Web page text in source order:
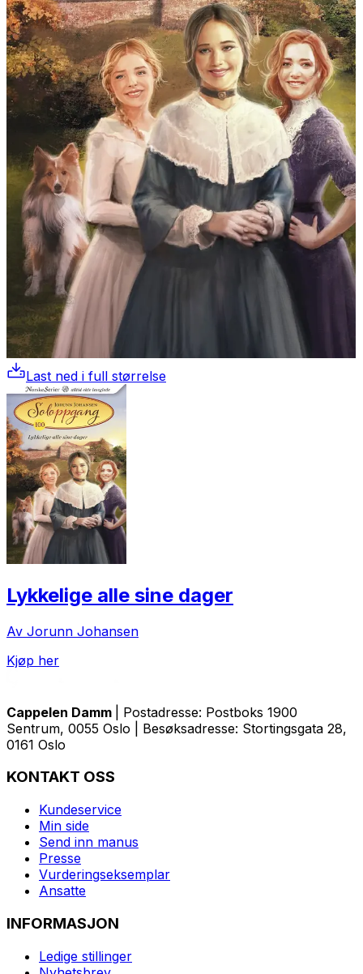
Last ned i full størrelse
Lykkelige alle sine dager
Av Jorunn Johansen
Kjøp her
Cappelen Damm
| Postadresse: Postboks 1900
Sentrum, 0055 Oslo | Besøksadresse: Stortingsgata 28,
0161 Oslo
KONTAKT OSS
Kundeservice
Min side
Send inn manus
Presse
Vurderingseksemplar
Ansatte
INFORMASJON
Ledige stillinger